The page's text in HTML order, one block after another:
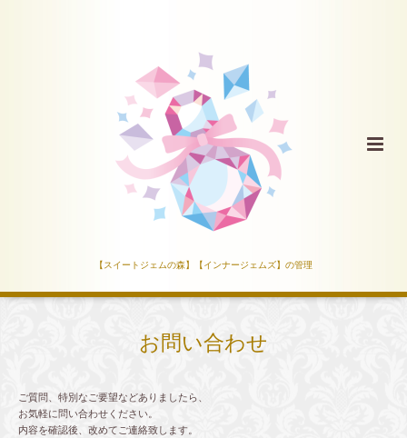
【スイートジェムの森】【インナージェムズ】の管理
お問い合わせ
ご質問、特別なご要望などありましたら、
お気軽に問い合わせください。
内容を確認後、改めてご連絡致します。